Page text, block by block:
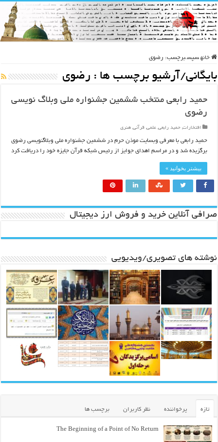
خانه سپس برچسب: رضوی
بایگانی/آرشیو برچسب ها : رضوی
حمید رابعی منتخب ششمین جشنواره ملی وبلاگ نویسی
رضوی
افتخارات, حمید رابعی, علمی, قرآنی, هنری
حمید رابعی با معرفی وبسایت موذن حرم در ششمین جشنواره ملی وبلاگنویسی رضوی
برگزیده شد و در مراسم اهدای جوایز از رئیس شبکه قرآن جایزه خود را دریافت کرد
بیشتر بخوانید »
صرافی آنلاین خرید و فروش ارز دیجیتال
نوشته های تصویری/ویدیویی
تازه پرخواننده نظر کاربران برچسب ها
The Beginning of a Point of No Return